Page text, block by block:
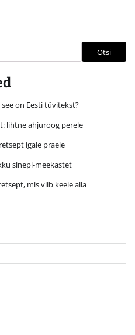
Otsi
on Eesti tüvitekst?
lihtne ahjuroog perele
igale praele
sinepi-meekastet
mis viib keele alla